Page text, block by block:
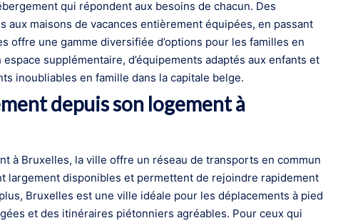
qui répondent aux besoins de chacun. Des
aux maisons de vacances entièrement équipées, en passant
offre une gamme diversifiée d’options pour les familles en
supplémentaire, d’équipements adaptés aux enfants et
inoubliables en famille dans la capitale belge.
depuis son logement à
à Bruxelles, la ville offre un réseau de transports en commun
largement disponibles et permettent de rejoindre rapidement
Bruxelles est une ville idéale pour les déplacements à pied
et des itinéraires piétonniers agréables. Pour ceux qui